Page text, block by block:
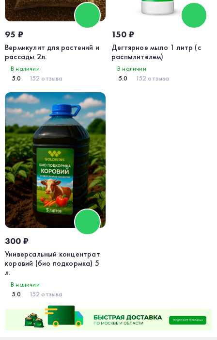
95 ₽
Вермикулит для растений и
рассады 2л.
В наличии
5.0
152 отзыва
150 ₽
Дегтярное мыло 1 литр (с
распылителем)
В наличии
5.0
152 отзыва
300 ₽
Универсальный концентрат
коровий (био подкормка) 5
л.
В наличии
5.0
152 отзыва